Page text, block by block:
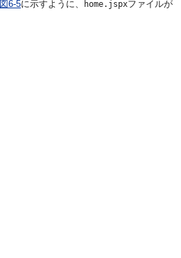
図6-5に示すように、 home.jspxファイルが